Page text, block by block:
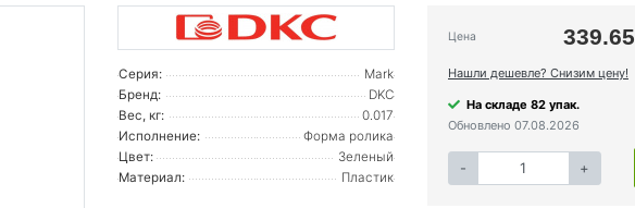
Серия:
Mark
Бренд:
DKC
Вес, кг:
0.017
Исполнение:
Форма ролика
Цвет:
Зеленый
Материал:
Пластик
Цена 339.65
Нашли дешевле? Снизим цену!
На складе 82 упак.
Обновлено 07.08.2026
- +